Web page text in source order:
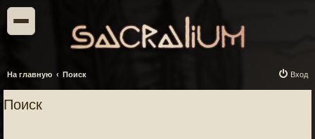
На главную Поиск Вход
Поиск